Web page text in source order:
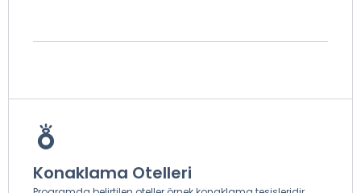
Konaklama Otelleri